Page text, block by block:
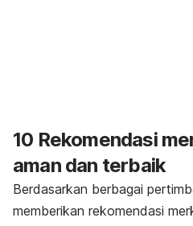
10 Rekomendasi
aman dan terbaik
Berdasarkan berbagai
memberikan rekomendasi